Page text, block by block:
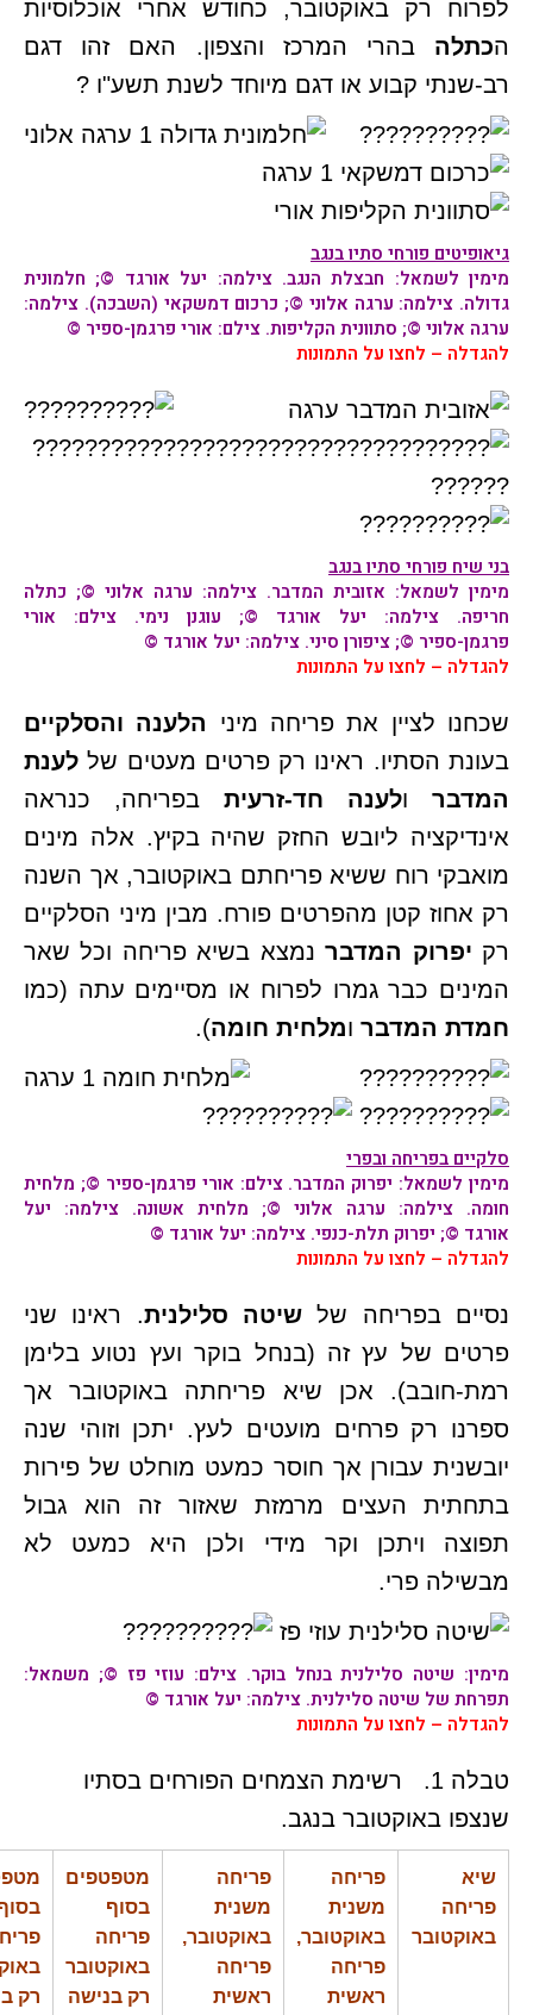
לפרוח רק באוקטובר, כחודש אחרי אוכלוסיות
הכתלה בהרי המרכז והצפון. האם זהו דגם
רב-שנתי קבוע או דגם מיוחד לשנת תשע"ו ?
גיאופיטים פורחי סתיו בנגב
מימין לשמאל: חבצלת הנגב. צילמה: יעל אורגד ©; חלמונית
גדולה. צילמה: ערגה אלוני ©; כרכום דמשקאי (השבכה). צילמה:
ערגה אלוני ©; סתוונית הקליפות. צילם: אורי פרגמן-ספיר ©
להגדלה – לחצו על התמונות
בני שיח פורחי סתיו בנגב
מימין לשמאל: אזובית המדבר. צילמה: ערגה אלוני ©; כתלה
חריפה. צילמה: יעל אורגד ©; עוגנן נימי. צילם: אורי
פרגמן-ספיר ©; ציפורן סיני. צילמה: יעל אורגד ©
להגדלה – לחצו על התמונות
שכחנו לציין את פריחה מיני
הלענה והסלקיים
בעונת הסתיו. ראינו רק פרטים מעטים של לענת
המדבר ולענה חד-זרעית בפריחה, כנראה
אינדיקציה ליובש החזק שהיה בקיץ. אלה מינים
מואבקי רוח ששיא פריחתם באוקטובר, אך השנה
רק אחוז קטן מהפרטים פורח. מבין מיני הסלקיים
רק יפרוק המדברנמצא בשיא פריחה וכל שאר
המינים כבר גמרו לפרוח או מסיימים עתה (כמו
חמדת המדבר ומלחית חומה).
סלקיים בפריחה ובפרי
מימין לשמאל: יפרוק המדבר. צילם: אורי פרגמן-ספיר ©; מלחית
חומה. צילמה: ערגה אלוני ©; מלחית אשונה. צילמה: יעל
אורגד ©; יפרוק תלת-כנפי. צילמה: יעל אורגד ©
להגדלה – לחצו על התמונות
נסיים בפריחה של שיטה סלילנית. ראינו שני
פרטים של עץ זה (בנחל בוקר ועץ נטוע בלימן
רמת-חובב). אכן שיא פריחתה באוקטובר אך
ספרנו רק פרחים מועטים לעץ. יתכן וזוהי שנה
יובשנית עבורן אך חוסר כמעט מוחלט של פירות
בתחתית העצים מרמזת שאזור זה הוא גבול
תפוצה ויתכן וקר מידי ולכן היא כמעט לא
מבשילה פרי.
מימין: שיטה סלילניתבנחל בוקר. צילם: עוזי פז ©; משמאל:
תפרחת של שיטה סלילנית. צילמה: יעל אורגד ©
להגדלה – לחצו על התמונות
טבלה 1. רשימת הצמחים הפורחים בסתיו
שנצפו באוקטובר בנגב.
שיא
פריחה
באוקטובר
פריחה
משנית
באוקטובר,
פריחה
ראשית
פריחה
משנית
באוקטובר,
פריחה
ראשית
מטפטפים
בסוף
פריחה
באוקטובר
רק בנישה
רק